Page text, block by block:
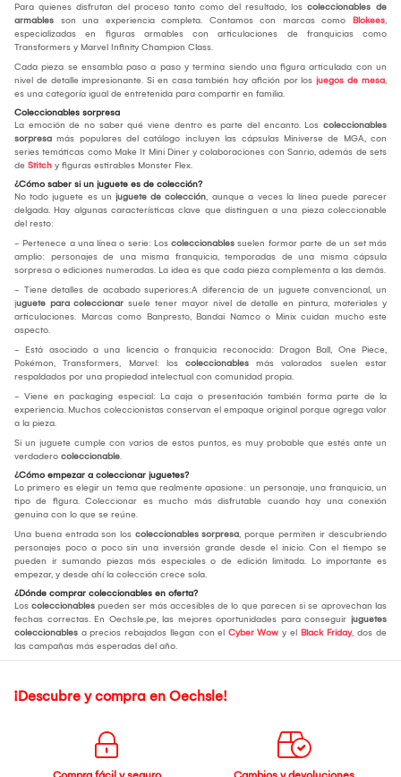
Para quienes disfrutan del proceso tanto como del resultado, los coleccionables de
armables son una experiencia completa. Contamos con marcas como Blokees,
especializadas en figuras armables con articulaciones de franquicias como
Transformers y Marvel Infinity Champion Class.
Cada pieza se ensambla paso a paso y termina siendo una figura articulada con un
nivel de detalle impresionante. Si en casa también hay afición por los juegos de mesa,
es una categoría igual de entretenida para compartir en familia.
Coleccionables sorpresa
La emoción de no saber qué viene dentro es parte del encanto. Los coleccionables
sorpresa más populares del catálogo incluyen las cápsulas Miniverse de MGA, con
series temáticas como Make It Mini Diner y colaboraciones con Sanrio, además de sets
de Stitch y figuras estirables Monster Flex.
¿Cómo saber si un juguete es de colección?
No todo juguete es un juguete de colección, aunque a veces la línea puede parecer
delgada. Hay algunas características clave que distinguen a una pieza coleccionable
del resto:
- Pertenece a una línea o serie: Los coleccionables suelen formar parte de un set más
amplio: personajes de una misma franquicia, temporadas de una misma cápsula
sorpresa o ediciones numeradas. La idea es que cada pieza complementa a las demás.
- Tiene detalles de acabado superiores:A diferencia de un juguete convencional, un
juguete para coleccionar suele tener mayor nivel de detalle en pintura, materiales y
articulaciones. Marcas como Banpresto, Bandai Namco o Minix cuidan mucho este
aspecto.
- Está asociado a una licencia o franquicia reconocida: Dragon Ball, One Piece,
Pokémon, Transformers, Marvel: los coleccionables más valorados suelen estar
respaldados por una propiedad intelectual con comunidad propia.
- Viene en packaging especial: La caja o presentación también forma parte de la
experiencia. Muchos coleccionistas conservan el empaque original porque agrega valor
a la pieza.
Si un juguete cumple con varios de estos puntos, es muy probable que estés ante un
verdadero coleccionable.
¿Cómo empezar a coleccionar juguetes?
Lo primero es elegir un tema que realmente apasione: un personaje, una franquicia, un
tipo de figura. Coleccionar es mucho más disfrutable cuando hay una conexión
genuina con lo que se reúne.
Una buena entrada son los coleccionables sorpresa, porque permiten ir descubriendo
personajes poco a poco sin una inversión grande desde el inicio. Con el tiempo se
pueden ir sumando piezas más especiales o de edición limitada. Lo importante es
empezar, y desde ahí la colección crece sola.
¿Dónde comprar coleccionables en oferta?
Los coleccionables pueden ser más accesibles de lo que parecen si se aprovechan las
fechas correctas. En Oechsle.pe, las mejores oportunidades para conseguir juguetes
coleccionables a precios rebajados llegan con el Cyber Wow y el Black Friday, dos de
las campañas más esperadas del año.
¡Descubre y compra en Oechsle!